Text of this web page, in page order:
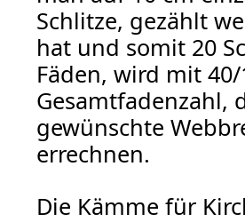
Schlitze, gezählt
hat und somit 20
Fäden, wird mit
Gesamtfadenzahl,
gewünschte
errechnen.
Die Kämme für